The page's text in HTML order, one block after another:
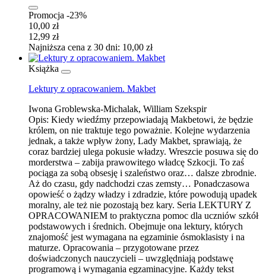
Promocja -23%
10,00 zł
12,99 zł
Najniższa cena z 30 dni: 10,00 zł
Książka
Lektury z opracowaniem. Makbet
Iwona Groblewska-Michalak, William Szekspir
Opis: Kiedy wiedźmy przepowiadają Makbetowi, że będzie
królem, on nie traktuje tego poważnie. Kolejne wydarzenia
jednak, a także wpływ żony, Lady Makbet, sprawiają, że
coraz bardziej ulega pokusie władzy. Wreszcie posuwa się do
morderstwa – zabija prawowitego władcę Szkocji. To zaś
pociąga za sobą obsesję i szaleństwo oraz… dalsze zbrodnie.
Aż do czasu, gdy nadchodzi czas zemsty… Ponadczasowa
opowieść o żądzy władzy i zdradzie, które powodują upadek
moralny, ale też nie pozostają bez kary. Seria LEKTURY Z
OPRACOWANIEM to praktyczna pomoc dla uczniów szkół
podstawowych i średnich. Obejmuje ona lektury, których
znajomość jest wymagana na egzaminie ósmoklasisty i na
maturze. Opracowania – przygotowane przez
doświadczonych nauczycieli – uwzględniają podstawę
programową i wymagania egzaminacyjne. Każdy tekst